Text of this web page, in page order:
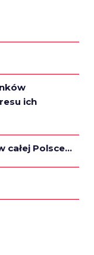
ich
całej Polsce…